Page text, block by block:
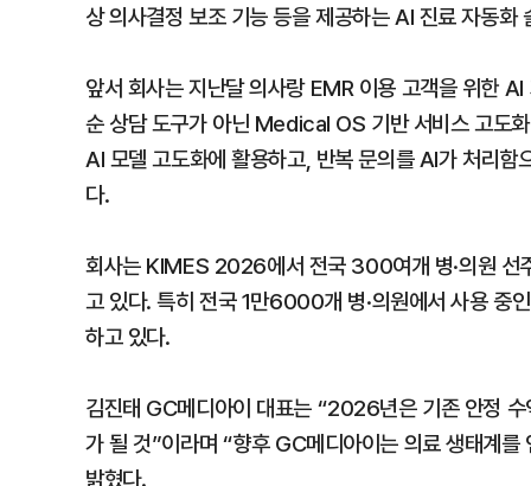
상 의사결정 보조 기능 등을 제공하는 AI 진료 자동화
앞서 회사는 지난달 의사랑 EMR 이용 고객을 위한
순 상담 도구가 아닌 Medical OS 기반 서비스 고도
AI 모델 고도화에 활용하고, 반복 문의를 AI가 처리
다.
회사는 KIMES 2026에서 전국 300여개 병·의원 선
고 있다. 특히 전국 1만6000개 병·의원에서 사용 중
하고 있다.
김진태 GC메디아이 대표는 “2026년은 기존 안정
가 될 것”이라며 “향후 GC메디아이는 의료 생태계
밝혔다.